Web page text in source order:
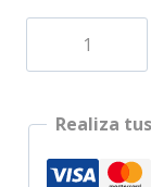
CERRADURA
SMART
NEXXT
NEGRA
Realiza